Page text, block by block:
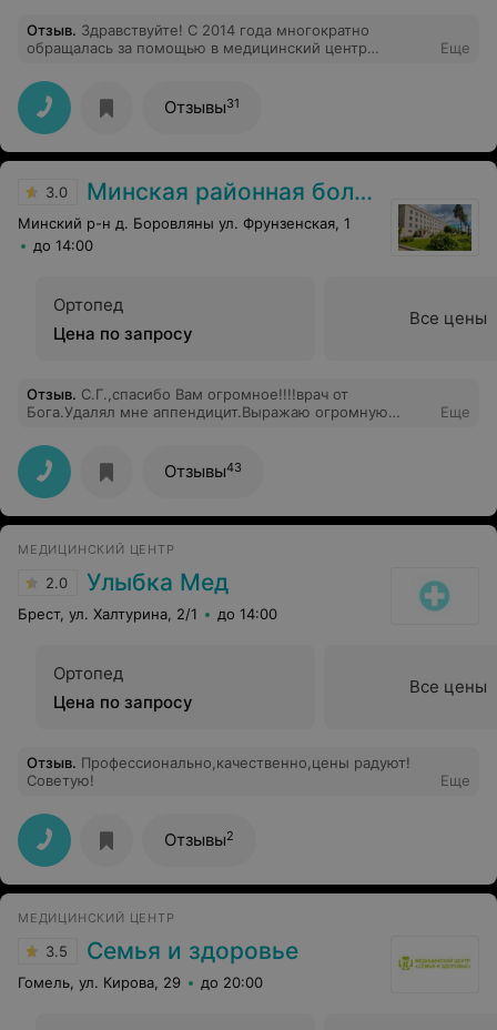
Отзыв. Здравствуйте! С 2014 года многократно
обращалась за помощью в медицинский центр
довольна качеством обслуживания. Приятные и
вежливые администраторы, очень компетентные
врачи. Хочу сказать огромное спасибо врачу-педиатру
Мотовиловой Елене Ивановне. Это не только отличный
специалист, но и невероятно добрая, отзывчивая и
доброжелательной обстановке в ее кабинете во время
осмотра ребенок чувствует себя просто спокойно. От
визита к такому врачу остаются только положительные
эмоции.
Еще
Отзывы31
3.0 Минская районная больница
Минский р-н д. Боровляны ул. Фрунзенская, 1
до 14:00
Ортопед
Цена по запросу
Все цены
Отзыв. С.Г.,спасибо Вам огромное!!!!врач от
Бога.Удалял мне аппендицит.Выражаю огромную
вашей семье
Еще
Отзывы43
МЕДИЦИНСКИЙ ЦЕНТР
2.0 Улыбка Мед
Брест, ул. Халтурина, 2/1 до 14:00
Ортопед
Цена по запросу
Все цены
Отзыв. Профессионально,качественно,цены радуют!
Советую!
Еще
Отзывы2
МЕДИЦИНСКИЙ ЦЕНТР
3.5 Семья и здоровье
Гомель, ул. Кирова, 29 до 20:00